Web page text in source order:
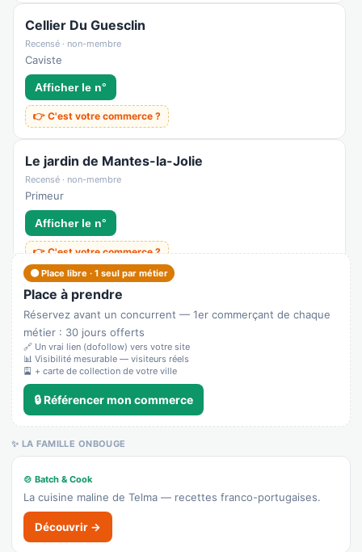
Cellier Du Guesclin
Recensé · non-membre
Caviste
Afficher le n°
👉 C'est votre commerce ?
Le jardin de Mantes-la-Jolie
Recensé · non-membre
Primeur
Afficher le n°
👉 C'est votre commerce ?
Renault
Recensé · non-membre
Garage
👉 C'est votre commerce ?
ECOLONOMOTION
Recensé · non-membre
🌐 Voir le site
👉 C'est votre commerce ?
🟠 Place libre · 1 seul par métier
Place à prendre
Réservez avant un concurrent — 1er commerçant de chaque
métier : 30 jours offerts
🔗 Un vrai lien (dofollow) vers votre site
📊 Visibilité mesurable — visiteurs réels
🎴 + carte de collection de votre ville
🔒 Référencer mon commerce
✨ LA FAMILLE ONBOUGE
🍲 Batch & Cook
La cuisine maline de Telma — recettes franco-portugaises.
Découvrir →